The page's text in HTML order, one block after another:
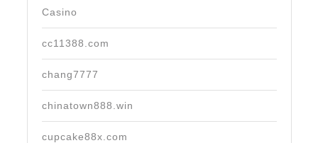
Casino
cc11388.com
chang7777
chinatown888.win
cupcake88x.com